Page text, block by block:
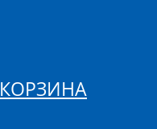
КОРЗИНА